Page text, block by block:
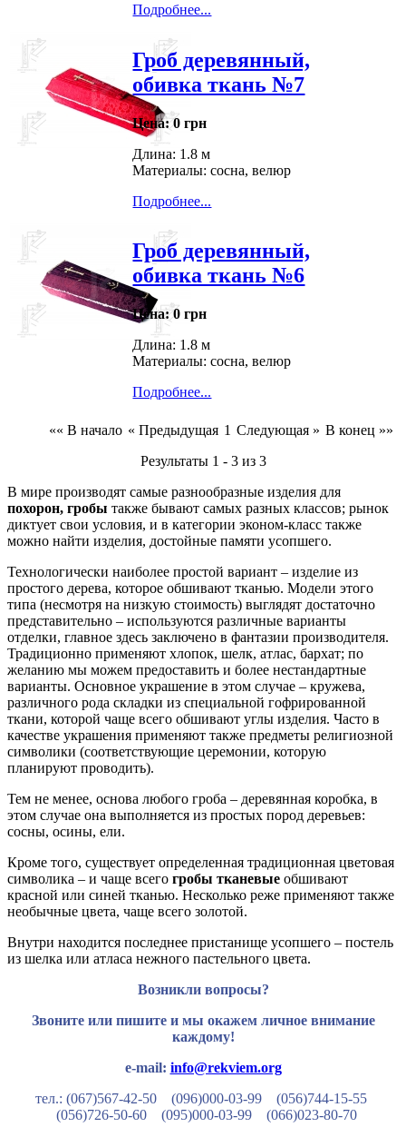
Подробнее...
Гроб деревянный,
обивка ткань №7
Цена: 0 грн
Длина: 1.8 м
Материалы: сосна, велюр
Подробнее...
Гроб деревянный,
обивка ткань №6
Цена: 0 грн
Длина: 1.8 м
Материалы: сосна, велюр
Подробнее...
«« В начало « Предыдущая 1 Следующая » В конец »»
Результаты 1 - 3 из 3
В мире производят самые разнообразные изделия для
похорон, гробы также бывают самых разных классов; рынок
диктует свои условия, и в категории эконом-класс также
можно найти изделия, достойные памяти усопшего.
Технологически наиболее простой вариант – изделие из
простого дерева, которое обшивают тканью. Модели этого
типа (несмотря на низкую стоимость) выглядят достаточно
представительно – используются различные варианты
отделки, главное здесь заключено в фантазии производителя.
Традиционно применяют хлопок, шелк, атлас, бархат; по
желанию мы можем предоставить и более нестандартные
варианты. Основное украшение в этом случае – кружева,
различного рода складки из специальной гофрированной
ткани, которой чаще всего обшивают углы изделия. Часто в
качестве украшения применяют также предметы религиозной
символики (соответствующие церемонии, которую
планируют проводить).
Тем не менее, основа любого гроба – деревянная коробка, в
этом случае она выполняется из простых пород деревьев:
сосны, осины, ели.
Кроме того, существует определенная традиционная цветовая
символика – и чаще всего гробы тканевые обшивают
красной или синей тканью. Несколько реже применяют также
необычные цвета, чаще всего золотой.
Внутри находится последнее пристанище усопшего – постель
из шелка или атласа нежного пастельного цвета.
Возникли вопросы?
Звоните или пишите и мы окажем личное внимание
каждому!
e-mail: info@rekviem.org
тел.: (067)567-42-50 (096)000-03-99
(056)744-15-55
(056)726-50-60
(095)000-03-99
(066)023-80-70